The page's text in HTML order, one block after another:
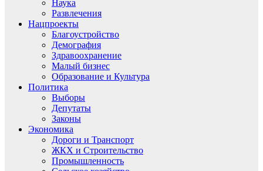
Наука
Развлечения
Нацпроекты
Благоустройство
Демография
Здравоохранение
Малый бизнес
Образование и Культура
Политика
Выборы
Депутаты
Законы
Экономика
Дороги и Транспорт
ЖКХ и Строительство
Промышленность